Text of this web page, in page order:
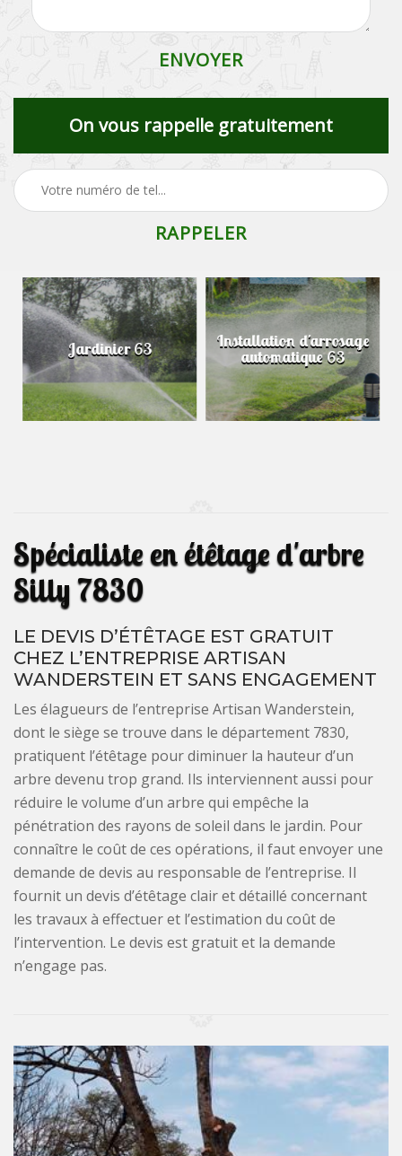
On vous rappelle gratuitement
Jardinier 63 Installation d'arrosage
automatique 63
Spécialiste en étêtage d'arbre
Silly 7830
LE DEVIS D’ÉTÊTAGE EST GRATUIT
CHEZ L’ENTREPRISE ARTISAN
WANDERSTEIN ET SANS ENGAGEMENT
Les élagueurs de l’entreprise Artisan Wanderstein,
dont le siège se trouve dans le département 7830,
pratiquent l’étêtage pour diminuer la hauteur d’un
arbre devenu trop grand. Ils interviennent aussi pour
réduire le volume d’un arbre qui empêche la
pénétration des rayons de soleil dans le jardin. Pour
connaître le coût de ces opérations, il faut envoyer une
demande de devis au responsable de l’entreprise. Il
fournit un devis d’étêtage clair et détaillé concernant
les travaux à effectuer et l’estimation du coût de
l’intervention. Le devis est gratuit et la demande
n’engage pas.